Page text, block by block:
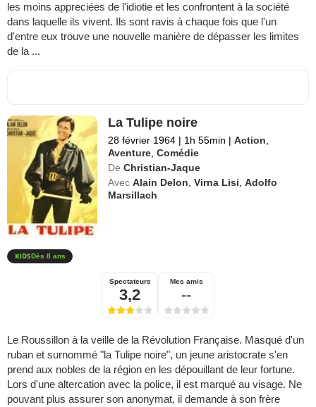
les moins appreciées de l'idiotie et les confrontent à la société
dans laquelle ils vivent. Ils sont ravis à chaque fois que l'un
d'entre eux trouve une nouvelle manière de dépasser les limites
de la ...
La Tulipe noire
28 février 1964 | 1h 55min | Action
Aventure ,Comédie
De Christian-Jaque
Avec Alain Delon ,Virna Lisi ,Adolfo
Marsillach
Dès 8 ans
Spectateurs
3,2
Mes amis
--
Le Roussillon à la veille de la Révolution Française. Masqué d'un
ruban et surnommé "la Tulipe noire", un jeune aristocrate s'en
prend aux nobles de la région en les dépouillant de leur fortune.
Lors d'une altercation avec la police, il est marqué au visage. Ne
pouvant plus assurer son anonymat, il demande à son frère